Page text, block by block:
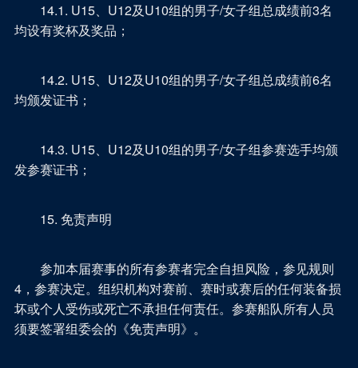
14.1. U15、U12及U10组的男子/女子组总成绩前3名
均设有奖杯及奖品；
14.2. U15、U12及U10组的男子/女子组总成绩前6名
均颁发证书；
14.3. U15、U12及U10组的男子/女子组参赛选手均颁
发参赛证书；
15. 免责声明
参加本届赛事的所有参赛者完全自担风险，参见规则
4，参赛决定。组织机构对赛前、赛时或赛后的任何装备损
坏或个人受伤或死亡不承担任何责任。参赛船队所有人员
须要签署组委会的《免责声明》。